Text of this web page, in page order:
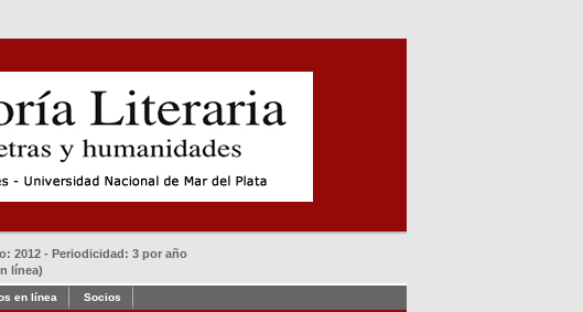
2012 - Periodicidad: 3 por año
línea)
en línea Socios